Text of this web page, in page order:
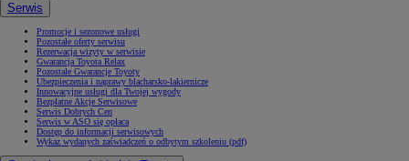
Serwis
Promocje i sezonowe usługi
Pozostałe oferty serwisu
Rezerwacja wizyty w serwisie
Gwarancja Toyota Relax
Pozostałe Gwarancje Toyoty
Ubezpieczenia i naprawy blacharsko-lakiernicze
Innowacyjne usługi dla Twojej wygody
Bezpłatne Akcje Serwisowe
Serwis Dobrych Cen
Serwis w ASO się opłaca
Dostęp do informacji serwisowych
Wykaz wydanych zaświadczeń o odbytym szkoleniu (pdf)